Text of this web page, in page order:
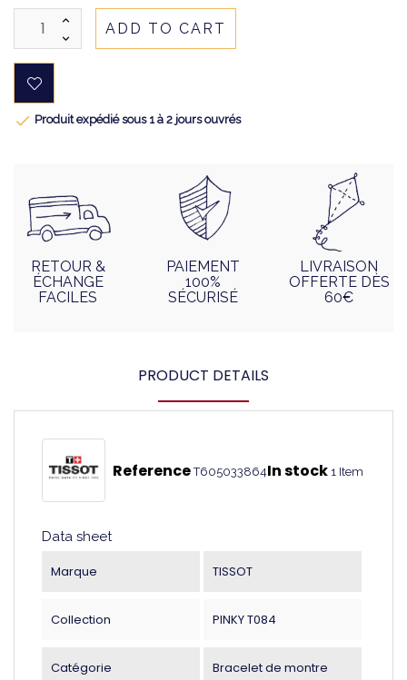
ADD TO CART
 Produit expédié sous 1 à 2 jours ouvrés
RETOUR &
ÉCHANGE
FACILES
PAIEMENT
100%
SÉCURISÉ
LIVRAISON
OFFERTE DÈS
60€
PRODUCT DETAILS
Reference T605033864In stock 1 Item
Data sheet
Marque TISSOT
Collection PINKY T084
Catégorie Bracelet de montre